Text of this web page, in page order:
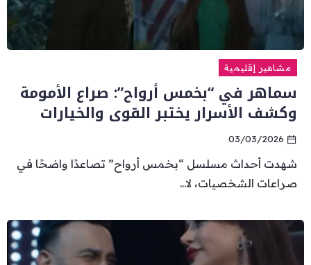
مشاهير إقليمية
سماهر في “بخمس أرواح”: صراع الأمومة
وكشف الأسرار يختبر القوى والخيارات
03/03/2026
شهدت أحداث مسلسل “بخمس أرواح” تصاعدًا واضحًا في
صراعات الشخصيات، لا...